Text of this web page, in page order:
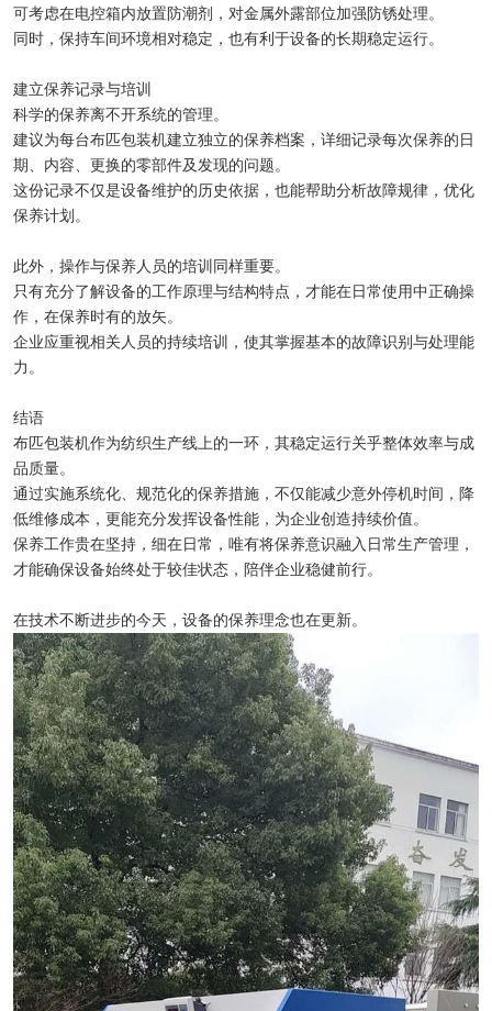
可考虑在电控箱内放置防潮剂，对金属外露部位加强防锈处理。
同时，保持车间环境相对稳定，也有利于设备的长期稳定运行。
建立保养记录与培训
科学的保养离不开系统的管理。
建议为每台布匹包装机建立独立的保养档案，详细记录每次保养的日
期、内容、更换的零部件及发现的问题。
这份记录不仅是设备维护的历史依据，也能帮助分析故障规律，优化
保养计划。
此外，操作与保养人员的培训同样重要。
只有充分了解设备的工作原理与结构特点，才能在日常使用中正确操
作，在保养时有的放矢。
企业应重视相关人员的持续培训，使其掌握基本的故障识别与处理能
力。
结语
布匹包装机作为纺织生产线上的一环，其稳定运行关乎整体效率与成
品质量。
通过实施系统化、规范化的保养措施，不仅能减少意外停机时间，降
低维修成本，更能充分发挥设备性能，为企业创造持续价值。
保养工作贵在坚持，细在日常，唯有将保养意识融入日常生产管理，
才能确保设备始终处于较佳状态，陪伴企业稳健前行。
在技术不断进步的今天，设备的保养理念也在更新。